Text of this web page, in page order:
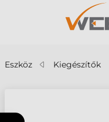
Eszköz Kiegészítők